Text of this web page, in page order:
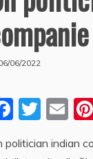
06/2022
F
c
T
itt
E
ai
politician indian